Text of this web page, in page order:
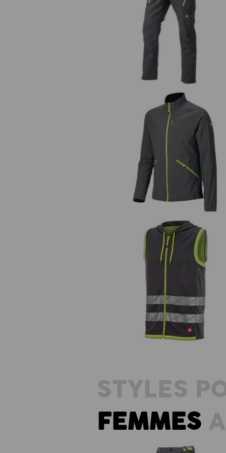
DES
e.s.ambition – des éléments
un maximum de performance, la
confort. Des matériaux
Pantalon à poches multiples
e.s.ambition
Veste Softshell e.s.ambition
STYLES
FEMMES